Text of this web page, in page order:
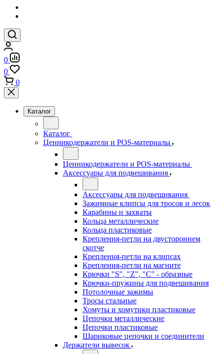
0
0
0
Каталог
Каталог
Ценникодержатели и POS-материалы
Ценникодержатели и POS-материалы
Аксессуары для подвешивания
Аксессуары для подвешивания
Зажимные клипсы для тросов и лесок
Карабины и захваты
Кольца металлические
Кольца пластиковые
Крепления-петли на двустороннем
скотче
Крепления-петли на клипсах
Крепления-петли на магните
Крючки "S", "Z", "C" - образные
Крючки-пружины для подвешивания
Потолочные зажимы
Тросы стальные
Хомуты и хомутики пластиковые
Цепочки металлические
Цепочки пластиковые
Шариковые цепочки и соединители
Держатели вывесок